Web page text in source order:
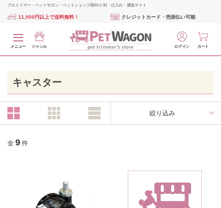
プロトリマー・ペットサロン・ペットショップ様向け 卸・仕入れ・通販サイト
11,000円以上で送料無料！ クレジットカード・売掛払い可能
メニュー ジャンル ログイン カート
キャスター
絞り込み
全 9 件